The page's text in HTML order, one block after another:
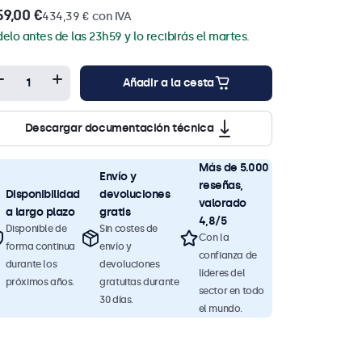
€434,39 € con IVA
antes de las 23h59 y lo recibirás el martes.
Añadir a la cesta
Descargar documentación técnica
Disponibilidad
a largo plazo
Disponible de
forma continua
durante los
próximos años.
Envío y
devoluciones
gratis
Sin costes de
envío y
devoluciones
gratuitas durante
30 días.
Más de 5.000
reseñas,
valorado
4,8/5
Con la
confianza de
líderes del
sector en todo
el mundo.